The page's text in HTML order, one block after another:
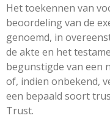
Het toekennen van
beoordeling van de
genoemd, in
de akte en het
begunstigde van een
of, indien onbekend,
een bepaald soort
Trust.